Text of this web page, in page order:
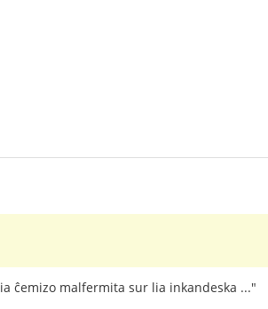
ĉemizo malfermita sur lia inkandeska ..."